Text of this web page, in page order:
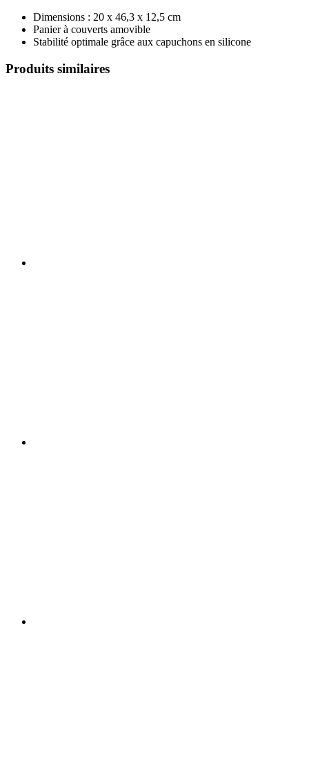
Dimensions : 20 x 46,3 x 12,5 cm
Panier à couverts amovible
Stabilité optimale grâce aux capuchons en silicone
Produits similaires